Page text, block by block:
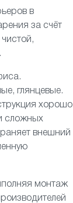
в
за счёт
глянцевые.
хорошо
сложных
внешний
монтаж